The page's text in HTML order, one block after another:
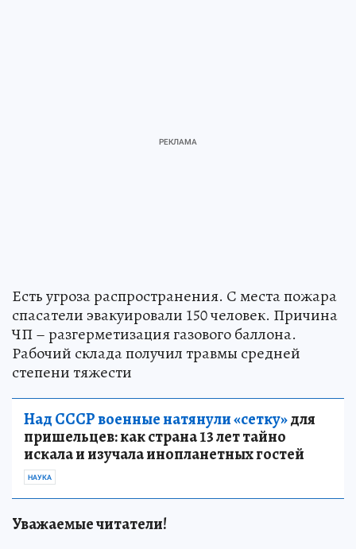
Есть угроза распространения. С места пожара
спасатели эвакуировали 150 человек. Причина
ЧП – разгерметизация газового баллона.
Рабочий склада получил травмы средней
степени тяжести
Над СССР военные натянули «сетку»для
пришельцев: как страна 13 лет тайно
искала и изучала инопланетных гостей
НАУКА
Уважаемые читатели!